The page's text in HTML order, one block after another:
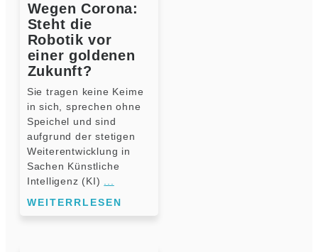
Wegen Corona:
Steht die
Robotik vor
einer goldenen
Zukunft?
Sie tragen keine Keime
in sich, sprechen ohne
Speichel und sind
aufgrund der stetigen
Weiterentwicklung in
Sachen Künstliche
Intelligenz (KI) ...
WEITERRLESEN